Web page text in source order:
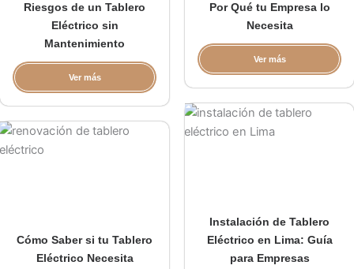
Por Qué tu Empresa lo
Necesita
Ver más
Riesgos de un Tablero
Eléctrico sin
Mantenimiento
Ver más
Instalación de Tablero
Eléctrico en Lima: Guía
para Empresas
Cómo Saber si tu Tablero
Eléctrico Necesita